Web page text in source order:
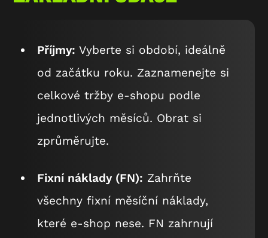
Příjmy: Vyberte si období, ideálně
od začátku roku. Zaznamenejte si
celkové tržby e-shopu podle
jednotlivých měsíců. Obrat si
zprůměrujte.
Fixní náklady (FN): Zahrňte
všechny fixní měsíční náklady,
které e-shop nese. FN zahrnují